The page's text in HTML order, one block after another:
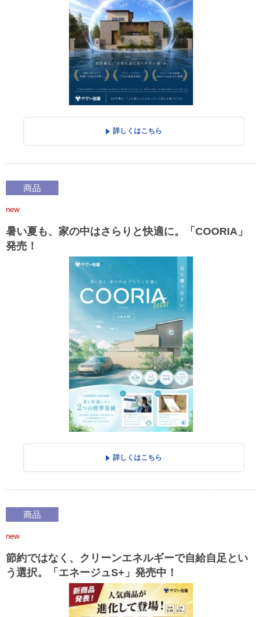
詳しくはこちら
商品
new
暑い夏も、家の中はさらりと快適に。「COORIA」
発売！
詳しくはこちら
商品
new
節約ではなく、クリーンエネルギーで自給自足とい
う選択。「エネージュS+」発売中！